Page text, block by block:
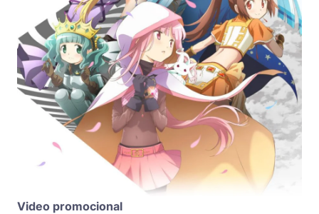
Video promocional